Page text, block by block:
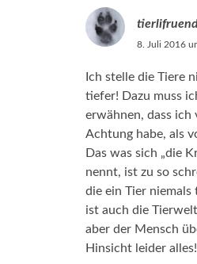
8. Juli 2016
Ich stelle die Tiere
tiefer! Dazu muss
erwähnen, dass ich
Achtung habe, als
Das was sich „die
nennt, ist zu so
die ein Tier
ist auch die
aber der Mensch
Hinsicht leider alles!